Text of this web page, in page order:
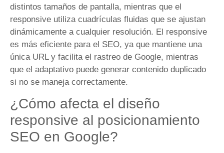
distintos tamaños de pantalla, mientras que el
responsive utiliza cuadrículas fluidas que se ajustan
dinámicamente a cualquier resolución. El responsive
es más eficiente para el SEO, ya que mantiene una
única URL y facilita el rastreo de Google, mientras
que el adaptativo puede generar contenido duplicado
si no se maneja correctamente.
¿Cómo afecta el diseño
responsive al posicionamiento
SEO en Google?